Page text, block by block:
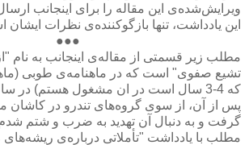
ویرایش‌شده‌ی این مقاله را برای اینجانب
این یادداشت، تنها بازگوكننده‌ی نظرات
●●●
مطلب زیر قسمتی از مقاله‌ی اینجانب به نام
تشیع صفوی" است که در ماهنامه‌ی طوبی
پس از آن، از سوی گروه‌های تندرو در کاشان
گرفت و به دنبال آن تهدید به ضرب و شتم شدم.
مطلب با یادداشت "تأملاتی درباره‌ی